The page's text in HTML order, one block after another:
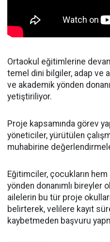
Ortaokul eğitimlerine
temel dini bilgiler, adap ve
ve akademik yönden
yetiştiriliyor.
Proje kapsamında görev
yöneticiler, yürütülen
muhabirine
Eğitimciler, çocukların
yönden donanımlı bireyler
ailelerin bu tür proje
belirterek, velilere kayıt
kaybetmeden başvuru